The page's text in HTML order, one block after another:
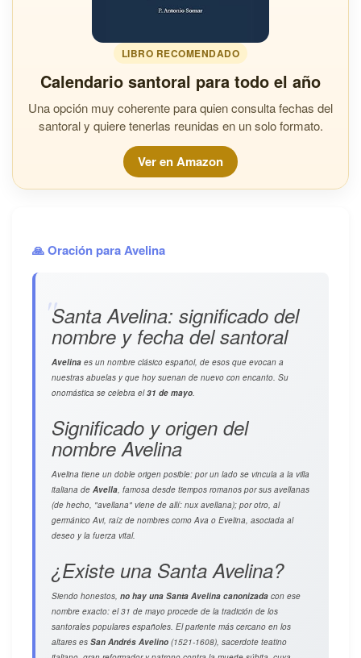
LIBRO RECOMENDADO
Calendario santoral para todo el año
Una opción muy coherente para quien consulta fechas del
santoral y quiere tenerlas reunidas en un solo formato.
Ver en Amazon
🙏 Oración para Avelina
Santa Avelina: significado del
nombre y fecha del santoral
Avelina es un nombre clásico español, de esos que evocan a
nuestras abuelas y que hoy suenan de nuevo con encanto. Su
onomástica se celebra el31 de mayo.
Significado y origen del
nombre Avelina
Avelina tiene un doble origen posible: por un lado se vincula a la villa
italiana de Avella, famosa desde tiempos romanos por sus avellanas
(de hecho, "avellana" viene de allí: nux avellana); por otro, al
germánico Avi, raíz de nombres como Ava o Evelina, asociada al
deseo y la fuerza vital.
¿Existe una Santa Avelina?
Siendo honestos, no hay una Santa Avelina canonizada con ese
nombre exacto: el 31 de mayo procede de la tradición de los
santorales populares españoles. El pariente más cercano en los
altares es San Andrés Avelino (1521-1608), sacerdote teatino